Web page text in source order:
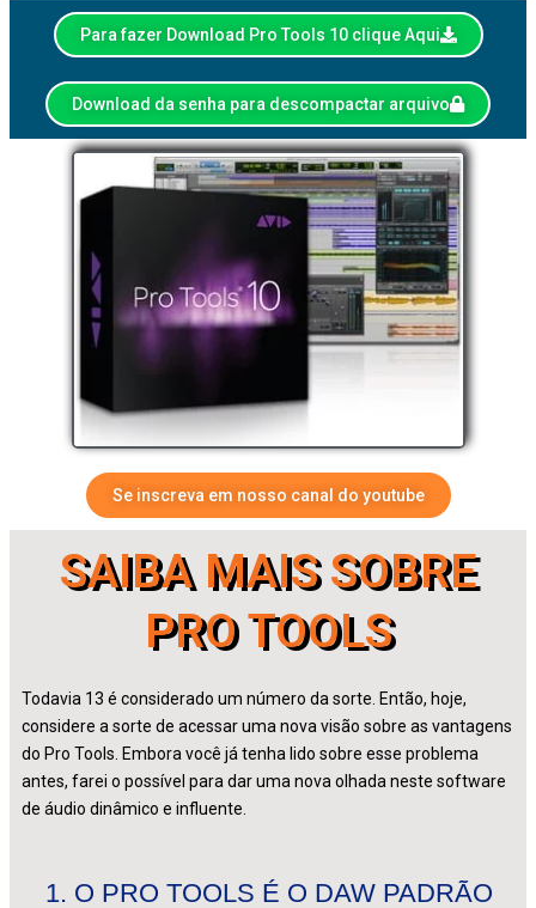
Para fazer Download Pro Tools 10 clique Aqui
Download da senha para descompactar arquivo
Se inscreva em nosso canal do youtube
SAIBA MAIS SOBRE
PRO TOOLS
Todavia 13 é considerado um número da sorte. Então, hoje,
considere a sorte de acessar uma nova visão sobre as vantagens
do Pro Tools. Embora você já tenha lido sobre esse problema
antes, farei o possível para dar uma nova olhada neste software
de áudio dinâmico e influente.
1. O PRO TOOLS É O DAW PADRÃO